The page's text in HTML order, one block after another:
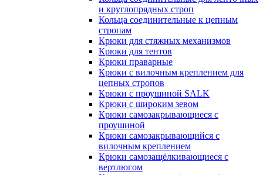
и круглопрядных строп
Кольца соединительные к цепным
стропам
Крюки для стяжных механизмов
Крюки для тентов
Крюки праварные
Крюки с вилочным креплением для
цепных стропов
Крюки с проушиной SALK
Крюки с широким зевом
Крюки самозакрывающиеся с
проушиной
Крюки самозакрывающийся с
вилочным креплением
Крюки самозащёлкивающиеся с
вертлюгом